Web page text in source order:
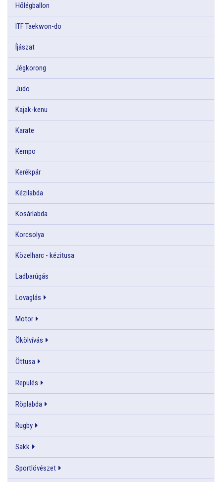
Hőlégballon
ITF Taekwon-do
Íjászat
Jégkorong
Judo
Kajak-kenu
Karate
Kempo
Kerékpár
Kézilabda
Kosárlabda
Korcsolya
Közelharc - kézitusa
Ladbarúgás
Lovaglás
Motor
Ökölvívás
Öttusa
Repülés
Röplabda
Rugby
Sakk
Sportlövészet